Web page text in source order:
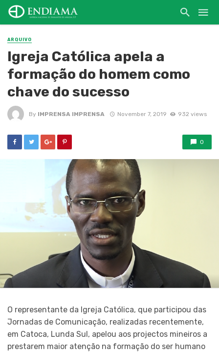
ARQUIVO
Igreja Católica apela a
formação do homem como
chave do sucesso
By IMPRENSA IMPRENSA November 7, 2019 932 views
0
O representante da Igreja Católica, que participou das
Jornadas de Comunicação, realizadas recentemente,
em Catoca, Lunda Sul, apelou aos projectos mineiros a
prestarem maior atenção na formação do ser humano